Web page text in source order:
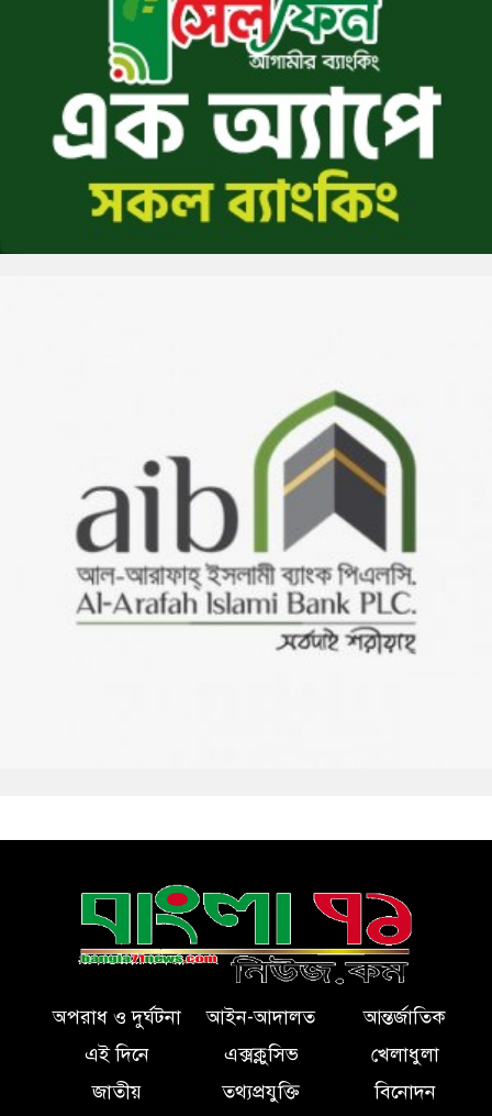
অপরাধ ও দুর্ঘটনা আইন-আদালত
আন্তর্জাতিক
এই দিনে
এক্সক্লুসিভ
খেলাধুলা
জাতীয়
তথ্যপ্রযুক্তি
বিনোদন